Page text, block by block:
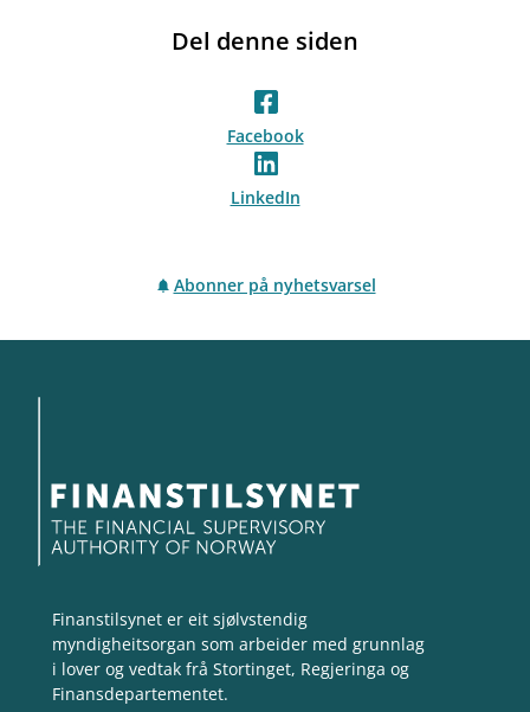
Del denne siden
Facebook
LinkedIn
Abonner på nyhetsvarsel
Finanstilsynet er eit sjølvstendig
myndigheitsorgan som arbeider med grunnlag
i lover og vedtak frå Stortinget, Regjeringa og
Finansdepartementet.